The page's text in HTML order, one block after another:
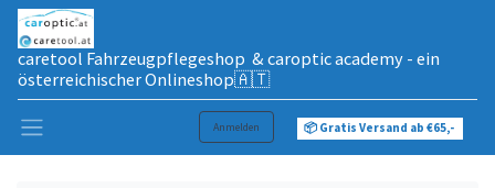
caretool Fahrzeugpflegeshop & caroptic academy - ein
österreichischer Onlineshop🇦🇹
Anmelden 📦 Gratis Versand ab €65,-